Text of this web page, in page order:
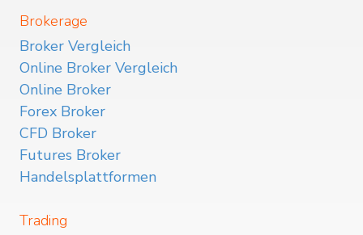
Brokerage
Broker Vergleich
Online Broker Vergleich
Online Broker
Forex Broker
CFD Broker
Futures Broker
Handelsplattformen
Trading